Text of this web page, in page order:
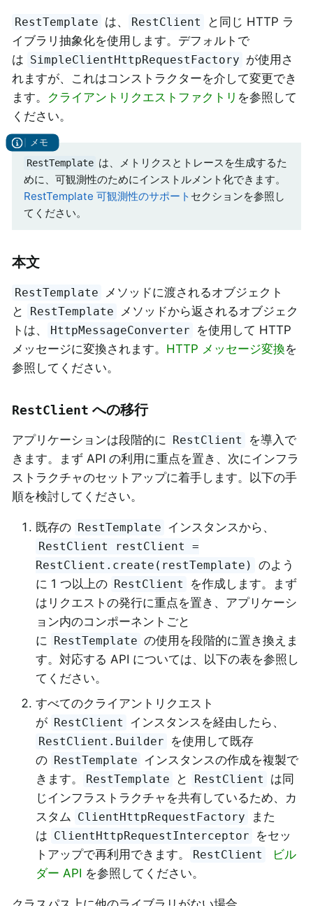
RestTemplate は、 RestClient
と同じ HTTP ラ
イブラリ抽象化を使用します。デフォルトで
は SimpleClientHttpRequestFactory が使用さ
れますが、これはコンストラクターを介して変更でき
ます。 クライアントリクエストファクトリ を参照して
ください。
RestTemplate は、メトリクスとトレースを生成するた
めに、可観測性のためにインストルメント化できます。
RestTemplate 可観測性のサポート セクションを参照し
てください。
本文
RestTemplate
メソッドに渡されるオブジェクト
と
RestTemplate
メソッドから返されるオブジェク
トは、
HttpMessageConverter
を使用して HTTP
メッセージに変換されます。 HTTP メッセージ変換を
参照してください。
RestClient への移行
アプリケーションは段階的に RestClient
を導入で
きます。まず API の利用に重点を置き、次にインフラ
ストラクチャのセットアップに着手します。以下の手
順を検討してください。
既存の RestTemplate インスタンスから、
RestClient restClient =
RestClient.create(restTemplate)
のよう
に 1 つ以上の RestClient
を作成します。まず
はリクエストの発行に重点を置き、アプリケーシ
ョン内のコンポーネントごと
に RestTemplate の使用を段階的に置き換えま
す。対応する API については、以下の表を参照し
てください。
すべてのクライアントリクエスト
が RestClient インスタンスを経由したら、
RestClient.Builder
を使用して既存
の RestTemplate インスタンスの作成を複製で
きます。
RestTemplate と RestClient
は同
じインフラストラクチャを共有しているため、カ
スタム
ClientHttpRequestFactory
また
は ClientHttpRequestInterceptor
をセッ
トアップで再利用できます。
RestClient
ビル
ダー API を参照してください。